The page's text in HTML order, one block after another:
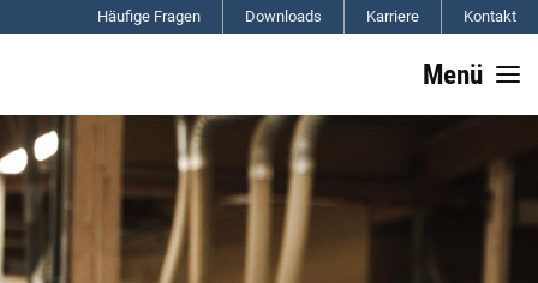
Häufige Fragen Downloads Karriere Kontakt
Menü